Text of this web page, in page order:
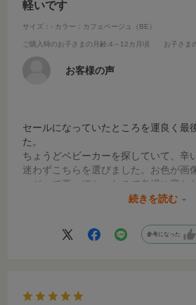
軽いです
サイズ：- カラー：カフェベージュ（BE）
ご購入時のお子さまの月齢:4～12カ月頃 お子さま
お客様の声
セールになっていたところを運良く最
た。
ちょうどベビーカーを探していて、辛
迷わずこちらを選びました。お色が画
ージュで夏っぽかったので冬場に変か
使ってみると明るいお色で逆に目立っ
色目でよかったかもと、今は満足して
四輪で軽くて本当に使いやすく、折り
続きを読む
参考になった